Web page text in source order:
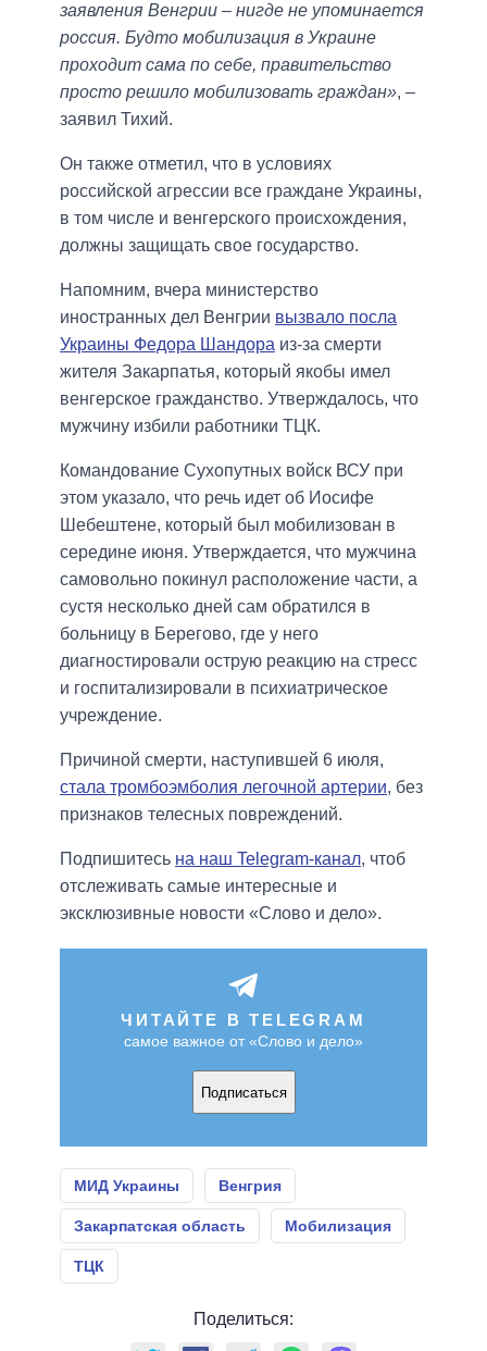
заявления Венгрии – нигде не упоминается
россия. Будто мобилизация в Украине
проходит сама по себе, правительство
просто решило мобилизовать граждан», –
заявил Тихий.
Он также отметил, что в условиях
российской агрессии все граждане Украины,
в том числе и венгерского происхождения,
должны защищать свое государство.
Напомним, вчера министерство
иностранных дел Венгрии вызвало посла
Украины Федора Шандора из-за смерти
жителя Закарпатья, который якобы имел
венгерское гражданство. Утверждалось, что
мужчину избили работники ТЦК.
Командование Сухопутных войск ВСУ при
этом указало, что речь идет об Иосифе
Шебештене, который был мобилизован в
середине июня. Утверждается, что мужчина
самовольно покинул расположение части, а
сустя несколько дней сам обратился в
больницу в Берегово, где у него
диагностировали острую реакцию на стресс
и госпитализировали в психиатрическое
учреждение.
Причиной смерти, наступившей 6 июля,
стала тромбоэмболия легочной артерии, без
признаков телесных повреждений.
Подпишитесь на наш Telegram-канал, чтоб
отслеживать самые интересные и
эксклюзивные новости «Слово и дело».
ЧИТАЙТЕ В TELEGRAM
самое важное от «Слово и дело»
Подписаться
МИД Украины Венгрия
Закарпатская область Мобилизация
ТЦК
Поделиться: